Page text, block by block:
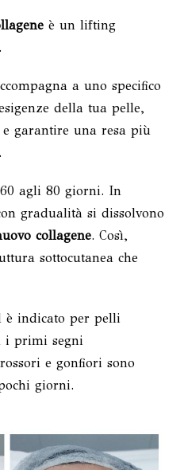
è un lifting
a uno specifico
della tua pelle,
garantire una resa più
agli 80 giorni. In
gradualità si dissolvono
collagene. Così,
sottocutanea che
è indicato per pelli
i primi segni
e gonfiori sono
giorni.